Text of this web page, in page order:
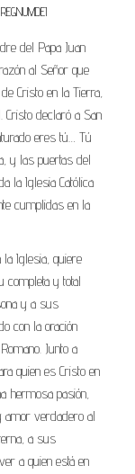
REGNUMDEI
del Papa Juan
al Señor que
Cristo en la Tierra,
declaró a San
eres tú… Tú
y las puertas del
la Iglesia Católica
cumplidas en la
la Iglesia, quiere
completa y total
y a sus
con la oración
Junto a
quien es Cristo en
hermosa pasión,
amor verdadero al
a sus
a quien está en